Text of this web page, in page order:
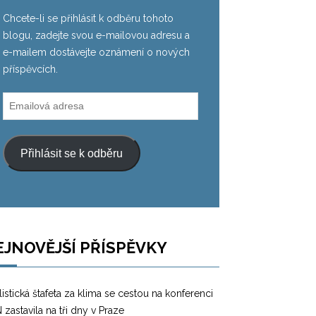
Chcete-li se přihlásit k odběru tohoto
blogu, zadejte svou e-mailovou adresu a
e-mailem dostávejte oznámení o nových
příspěvcích.
Emailová
adresa
Přihlásit se k odběru
PŘÍSPĚVKY
štafeta za klima se cestou na konferenci
zastavila na tři dny v Praze